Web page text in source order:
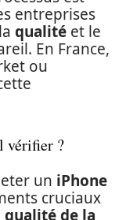
entreprises
qualité et le
En France,
ou
vérifier ?
un iPhone
cruciaux
qualité de la